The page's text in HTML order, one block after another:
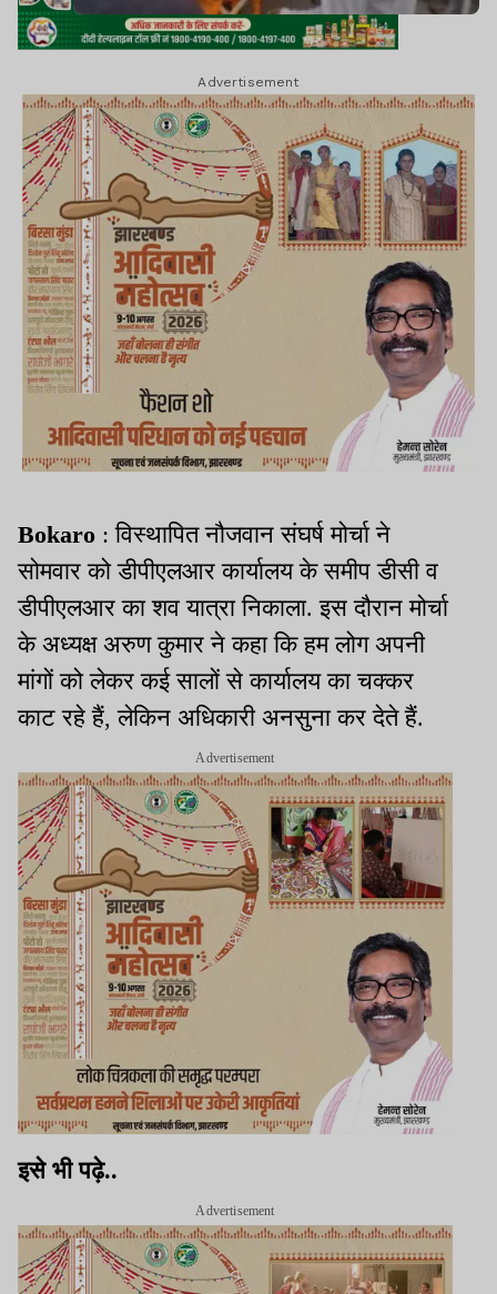
Advertisement
Bokaro : विस्थापित नौजवान संघर्ष मोर्चा ने
सोमवार को डीपीएलआर कार्यालय के समीप डीसी व
डीपीएलआर का शव यात्रा निकाला. इस दौरान मोर्चा
के अध्यक्ष अरुण कुमार ने कहा कि हम लोग अपनी
मांगों को लेकर कई सालों से कार्यालय का चक्कर
काट रहे हैं, लेकिन अधिकारी अनसुना कर देते हैं.
Advertisement
इसे भी पढ़े..
Advertisement